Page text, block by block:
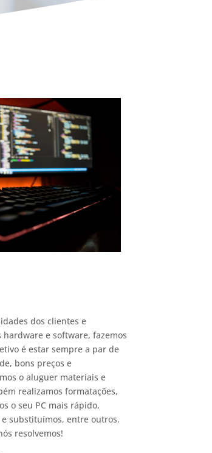
dos clientes e
e software, fazemos
é estar sempre a par de
bons preços e
o aluguer materiais e
realizamos formatações,
o seu PC mais rápido,
substituímos, entre outros.
resolvemos!